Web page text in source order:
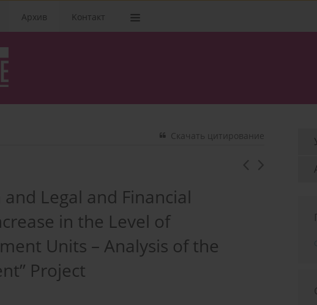
Архив Kонтакт
Скачать цитирование
Legal and Financial
in the Level of
Units – Analysis of the
Project